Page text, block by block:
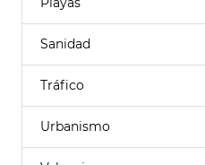
Sanidad
Tráfico
Urbanismo